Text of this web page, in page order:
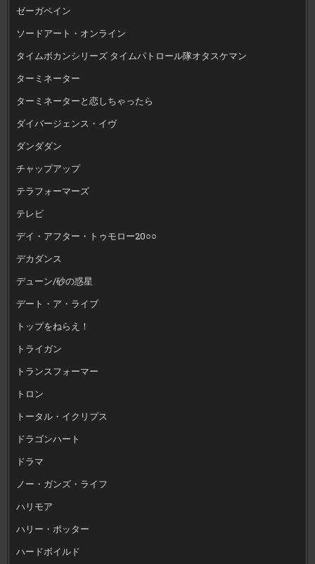
ゼーガペイン
ソードアート・オンライン
タイムボカンシリーズ タイムパトロール隊オタスケマン
ターミネーター
ターミネーターと恋しちゃったら
ダイバージェンス・イヴ
ダンダダン
チャップアップ
テラフォーマーズ
テレビ
デイ・アフター・トゥモロー20○○
デカダンス
デューン/砂の惑星
デート・ア・ライブ
トップをねらえ！
トライガン
トランスフォーマー
トロン
トータル・イクリプス
ドラゴンハート
ドラマ
ノー・ガンズ・ライフ
ハリモア
ハリー・ポッター
ハードボイルド